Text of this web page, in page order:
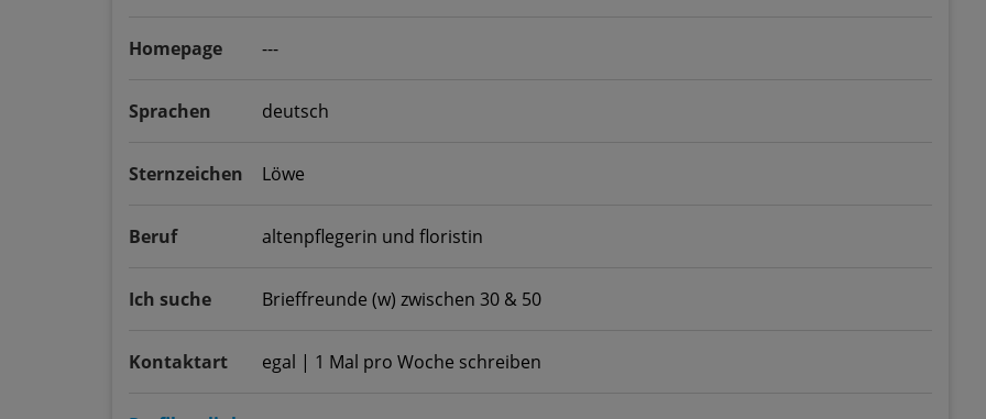
Homepage ---
Sprachen deutsch
Sternzeichen Löwe
Beruf altenpflegerin und floristin
Ich suche Brieffreunde (w) zwischen 30 & 50
Kontaktart egal | 1 Mal pro Woche schreiben